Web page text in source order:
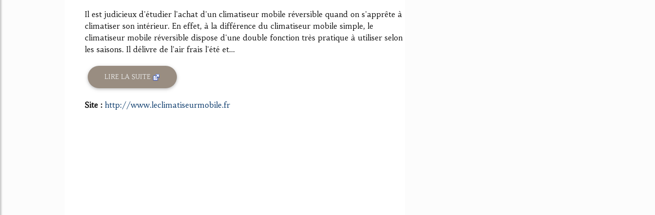
Il est judicieux d'étudier l'achat d'un climatiseur mobile réversible quand on s'apprête à
climatiser son intérieur. En effet, à la différence du climatiseur mobile simple, le
climatiseur mobile réversible dispose d'une double fonction très pratique à utiliser selon
les saisons. Il délivre de l'air frais l'été et...
LIRE LA SUITE
Site : http://www.leclimatiseurmobile.fr